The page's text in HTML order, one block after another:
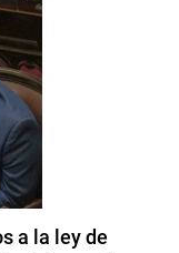
a la ley de